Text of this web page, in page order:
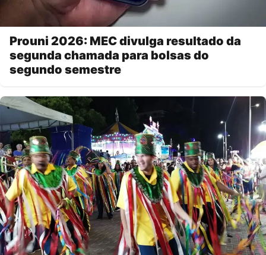
Prouni 2026: MEC divulga resultado da
segunda chamada para bolsas do
segundo semestre